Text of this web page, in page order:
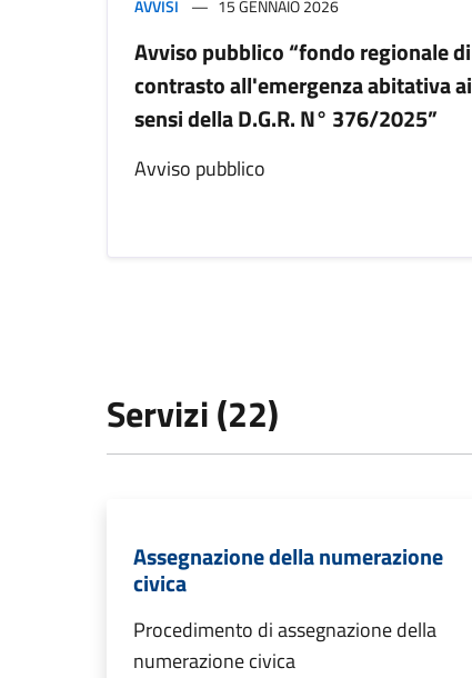
AVVISI 15 GENNAIO 2026
Avviso pubblico “fondo regionale di
contrasto all'emergenza abitativa ai
sensi della D.G.R. N° 376/2025”
Avviso pubblico
Servizi (22)
Assegnazione della numerazione
civica
Procedimento di assegnazione della
numerazione civica